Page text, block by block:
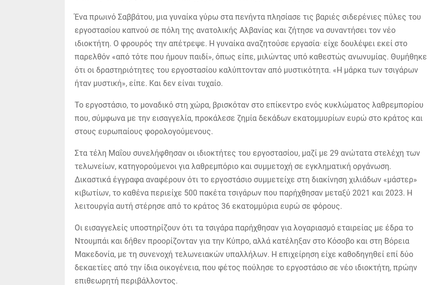
Ένα πρωινό Σαββάτου, μια γυναίκα γύρω στα πενήντα πλησίασε τις βαριές σιδερένιες πύλες του
εργοστασίου καπνού σε πόλη της ανατολικής Αλβανίας και ζήτησε να συναντήσει τον νέο
ιδιοκτήτη. Ο φρουρός την απέτρεψε. Η γυναίκα αναζητούσε εργασία· είχε δουλέψει εκεί στο
παρελθόν «από τότε που ήμουν παιδί», όπως είπε, μιλώντας υπό καθεστώς ανωνυμίας. Θυμήθηκε
ότι οι δραστηριότητες του εργοστασίου καλύπτονταν από μυστικότητα. «Η μάρκα των τσιγάρων
ήταν μυστική», είπε. Και δεν είναι τυχαίο.
Το εργοστάσιο, το μοναδικό στη χώρα, βρισκόταν στο επίκεντρο ενός κυκλώματος λαθρεμπορίου
που, σύμφωνα με την εισαγγελία, προκάλεσε ζημία δεκάδων εκατομμυρίων ευρώ στο κράτος και
στους ευρωπαίους φορολογούμενους.
Στα τέλη Μαΐου συνελήφθησαν οι ιδιοκτήτες του εργοστασίου, μαζί με 29 ανώτατα στελέχη των
τελωνείων, κατηγορούμενοι για λαθρεμπόριο και συμμετοχή σε εγκληματική οργάνωση.
Δικαστικά έγγραφα αναφέρουν ότι το εργοστάσιο συμμετείχε στη διακίνηση χιλιάδων «μάστερ»
κιβωτίων, το καθένα περιείχε 500 πακέτα τσιγάρων που παρήχθησαν μεταξύ 2021 και 2023. Η
λειτουργία αυτή στέρησε από το κράτος 36 εκατομμύρια ευρώ σε φόρους.
Οι εισαγγελείς υποστηρίζουν ότι τα τσιγάρα παρήχθησαν για λογαριασμό εταιρείας με έδρα το
Ντουμπάι και δήθεν προορίζονταν για την Κύπρο, αλλά κατέληξαν στο Κόσοβο και στη Βόρεια
Μακεδονία, με τη συνενοχή τελωνειακών υπαλλήλων. Η επιχείρηση είχε καθοδηγηθεί επί δύο
δεκαετίες από την ίδια οικογένεια, που φέτος πούλησε το εργοστάσιο σε νέο ιδιοκτήτη, πρώην
επιθεωρητή περιβάλλοντος.